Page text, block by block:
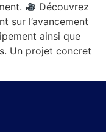
Découvrez
sur l’avancement
ainsi que
Un projet concret